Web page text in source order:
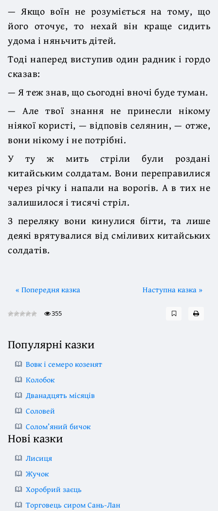
— Якщо воїн не розуміється на тому, що
його оточує, то нехай він краще сидить
удома і няньчить дітей.
Тоді наперед виступив один радник і гордо
сказав:
— Я теж знав, що сьогодні вночі буде туман.
— Але твої знання не принесли нікому
ніякої користі, — відповів селянин, — отже,
вони нікому і не потрібні.
У ту ж мить стріли були роздані
китайським солдатам. Вони переправилися
через річку і напали на ворогів. А в тих не
залишилося і тисячі стріл.
З переляку вони кинулися бігти, та лише
деякі врятувалися від сміливих китайських
солдатів.
« Попередня казка Наступна казка »
355
Популярні казки
Вовк і семеро козенят
Колобок
Дванадцять місяців
Соловей
Солом’яний бичок
Нові казки
Лисиця
Жучок
Хоробрий заєць
Торговець сиром Сань-Лан